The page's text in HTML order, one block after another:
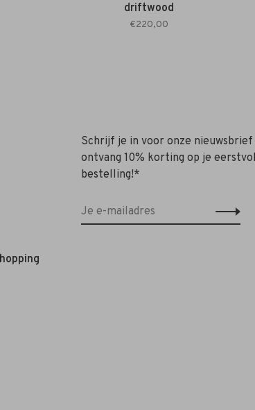
driftwood
€220,00
Schrijf je in voor onze nieuwsbrief
ontvang 10% korting op je
bestelling!*